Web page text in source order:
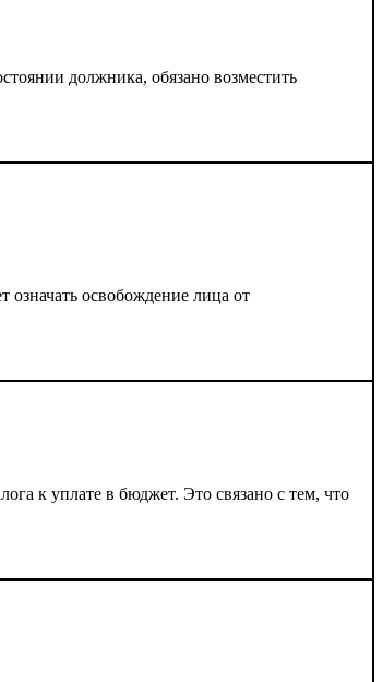
должника, обязано возместить
освобождение лица от
к уплате в бюджет. Это связано с тем, что